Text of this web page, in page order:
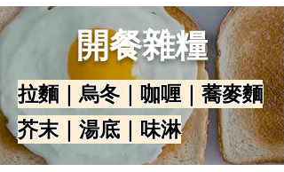
開餐雜糧
拉麵｜烏冬｜咖喱｜蕎麥麵
芥末｜湯底｜味淋